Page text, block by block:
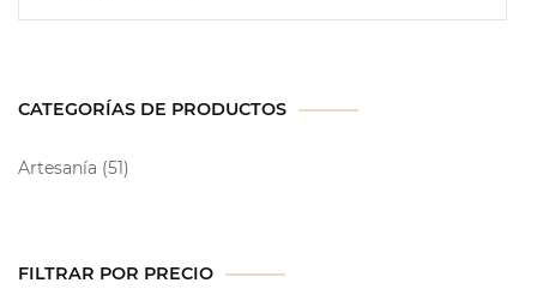
CATEGORÍAS DE PRODUCTOS
Artesanía (51)
FILTRAR POR PRECIO